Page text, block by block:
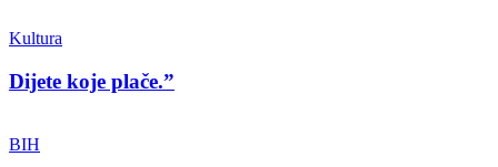
Kultura
Dijete koje plače.”
BIH